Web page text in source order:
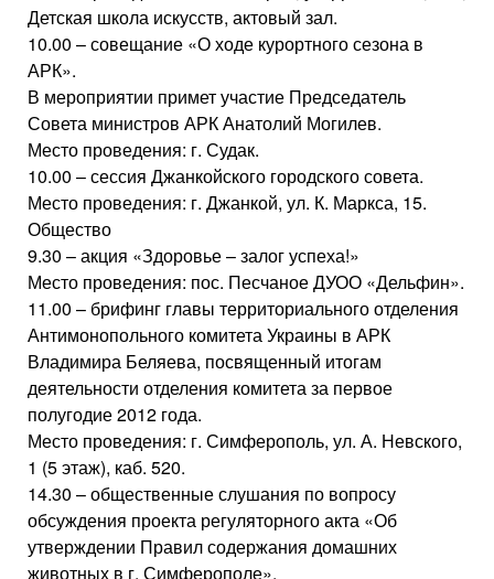
Детская школа искусств, актовый зал.
10.00 – совещание «О ходе курортного сезона в
АРК».
В мероприятии примет участие Председатель
Совета министров АРК Анатолий Могилев.
Место проведения: г. Судак.
10.00 – сессия Джанкойского городского совета.
Место проведения: г. Джанкой, ул. К. Маркса, 15.
Общество
9.30 – акция «Здоровье – залог успеха!»
Место проведения: пос. Песчаное ДУОО «Дельфин».
11.00 – брифинг главы территориального отделения
Антимонопольного комитета Украины в АРК
Владимира Беляева, посвященный итогам
деятельности отделения комитета за первое
полугодие 2012 года.
Место проведения: г. Симферополь, ул. А. Невского,
1 (5 этаж), каб. 520.
14.30 – общественные слушания по вопросу
обсуждения проекта регуляторного акта «Об
утверждении Правил содержания домашних
животных в г. Симферополе».